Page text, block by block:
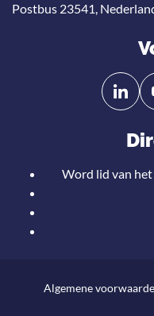
Postbus 23541,
Volg
ons
Linkedin
Word lid van
Algemene